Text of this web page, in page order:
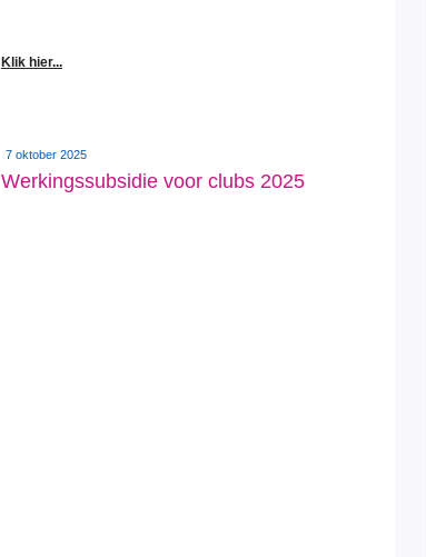
Klik hier...
7 oktober 2025
Werkingssubsidie voor clubs 2025